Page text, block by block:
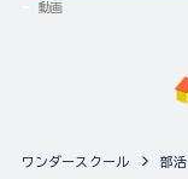
動画
ワンダースクール 部